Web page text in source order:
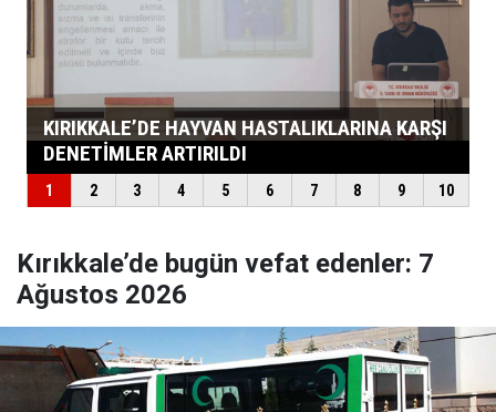
Kırıkkale’de bugün vefat edenler: 7
Ağustos 2026